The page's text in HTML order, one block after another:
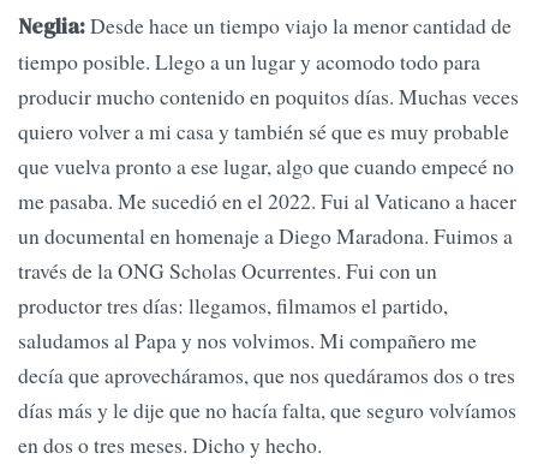
Neglia:Desde hace un tiempo viajo la menor cantidad de
tiempo posible. Llego a un lugar y acomodo todo para
producir mucho contenido en poquitos días. Muchas veces
quiero volver a mi casa y también sé que es muy probable
que vuelva pronto a ese lugar, algo que cuando empecé no
me pasaba. Me sucedió en el 2022. Fui al Vaticano a hacer
un documental en homenaje a Diego Maradona. Fuimos a
través de la ONG Scholas Ocurrentes. Fui con un
productor tres días: llegamos, filmamos el partido,
saludamos al Papa y nos volvimos. Mi compañero me
decía que aprovecháramos, que nos quedáramos dos o tres
días más y le dije que no hacía falta, que seguro volvíamos
en dos o tres meses. Dicho y hecho.